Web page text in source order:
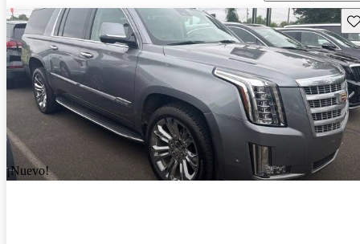
¡Nuevo!